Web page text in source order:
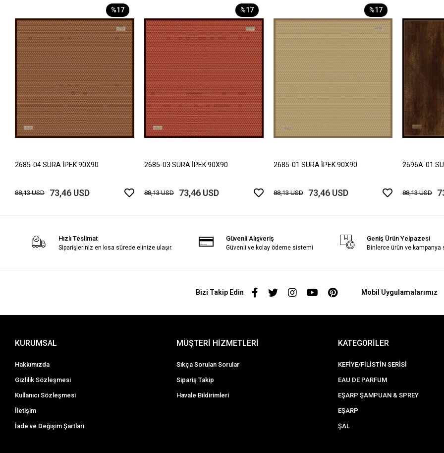
%17
2685-04 SURA İPEK 90X90
88,13 USD 73,46 USD
%17
2685-03 SURA İPEK 90X90
88,13 USD 73,46 USD
%17
2685-01 SURA İPEK 90X90
88,13 USD 73,46 USD
2696A-01
88,13 USD
Hızlı Teslimat
Siparişleriniz en kısa sürede elinize ulaşır.
Güvenli Alışveriş
Güvenli ve kolay ödeme sistemi
Geniş Ürün Yelpazesi
Binlerce ürün ve kampanya
Bizi Takip Edin Mobil Uygulamalarımız
KURUMSAL
Hakkımızda
Gizlilik Sözleşmesi
Kullanıcı Sözleşmesi
İletişim
İade ve Değişim Şartları
MÜŞTERİ HİZMETLERİ
Sıkça Sorulan Sorular
Sipariş Takip
Havale Bildirimleri
KATEGORİLER
KEFİYE/FİLİSTİN SERİSİ
EAU DE PARFUM
EŞARP ŞAMPUAN & SPREY
EŞARP
ŞAL